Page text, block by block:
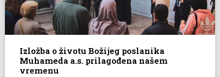
Izložba o životu Božijeg poslanika
Muhameda a.s. prilagođena našem
vremenu